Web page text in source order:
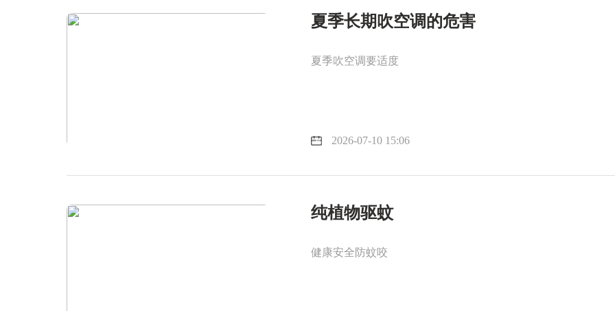
夏季长期吹空调的危害
夏季吹空调要适度
2026-07-10 15:06
纯植物驱蚊
健康安全防蚊咬